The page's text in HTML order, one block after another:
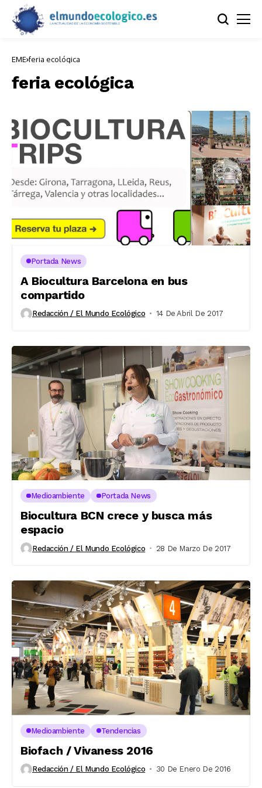
EME feria ecológica
feria ecológica
Portada News
A Biocultura Barcelona en bus
compartido
Redacción / El Mundo Ecológico 14 De Abril De 2017
Medioambiente Portada News
Biocultura BCN crece y busca más
espacio
Redacción / El Mundo Ecológico 28 De Marzo De 2017
Medioambiente Tendencias
Biofach / Vivaness 2016
Redacción / El Mundo Ecológico 30 De Enero De 2016